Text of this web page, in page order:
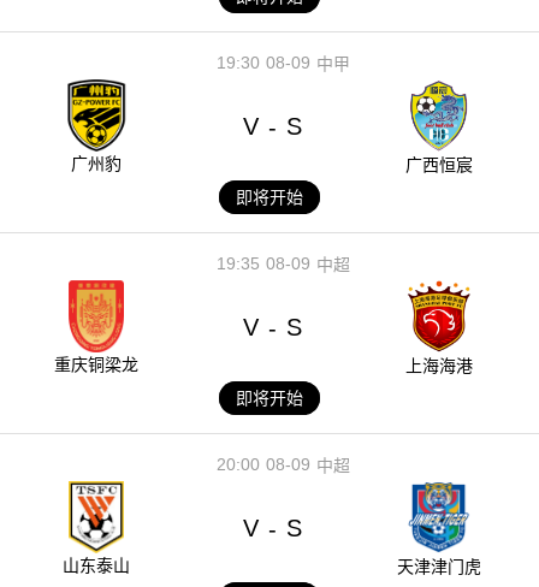
08-09
19:30 中甲
广州豹
V - S
广西恒宸
即将开始
08-09
19:35 中超
重庆铜梁龙
V - S
上海海港
即将开始
08-09
20:00 中超
山东泰山
V - S
天津津门虎